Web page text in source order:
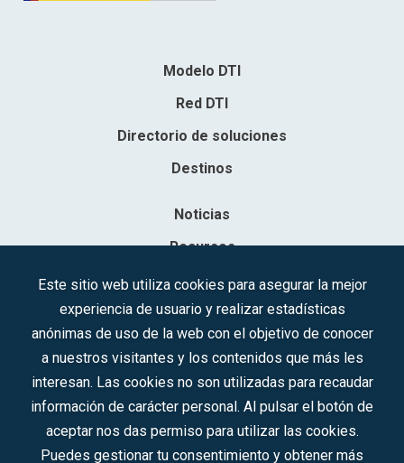
Modelo DTI
Red DTI
Directorio de soluciones
Destinos
Noticias
Recursos
Contacto
Sociedad Mercantil Estatal para la Gestión de la Innovación y las
Síguenos en redes sociales:
Este sitio web utiliza cookies para asegurar la mejor
experiencia de usuario y realizar estadísticas
anónimas de uso de la web con el objetivo de conocer
a nuestros visitantes y los contenidos que más les
interesan. Las cookies no son utilizadas para recaudar
información de carácter personal. Al pulsar el botón de
aceptar nos das permiso para utilizar las cookies.
Puedes gestionar tu consentimiento y obtener más